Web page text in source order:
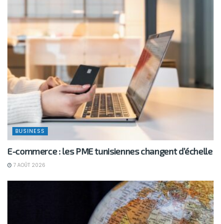
BUSINESS
E-commerce : les PME tunisiennes changent d’échelle
7 AOÛT 2026